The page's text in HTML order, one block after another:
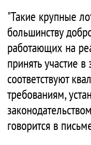
"Такие крупные
большинству
работающих на
принять участие
соответствуют
требованиям,
говорится в